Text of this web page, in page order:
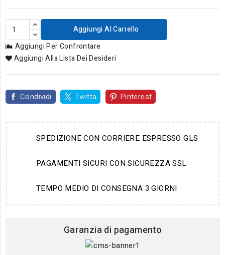
Aggiungi Al Carrello
Aggiungi Per Confrontare
Aggiungi Alla Lista Dei Desideri
Condividi Twitta Pinterest
SPEDIZIONE CON CORRIERE ESPRESSO GLS
PAGAMENTI SICURI CON SICUREZZA SSL
TEMPO MEDIO DI CONSEGNA 3 GIORNI
Garanzia di pagamento